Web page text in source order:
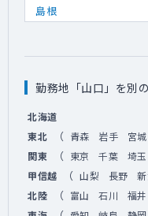
島根
勤務地「山口」を別
北海道
東北
（ 青森 岩手 宮城
関東 （ 東京 千葉 埼玉
甲信越 （ 山梨 長野
北陸 （ 富山 石川 福井